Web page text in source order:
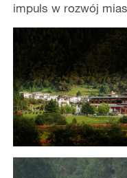
impuls w rozwój